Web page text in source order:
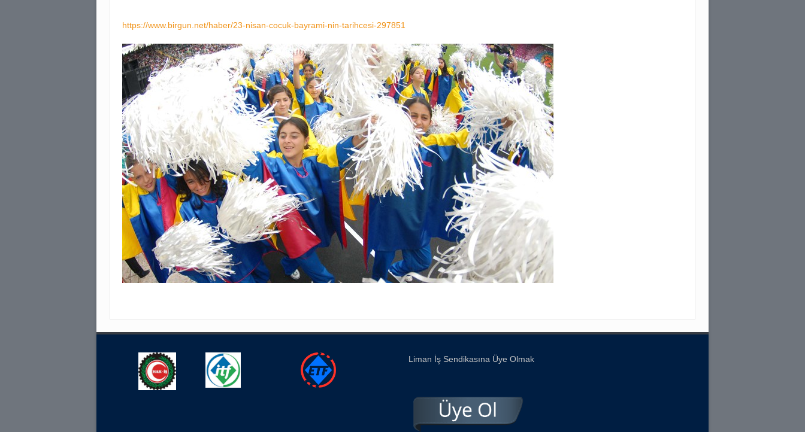
https://www.birgun.net/haber/23-nisan-cocuk-bayrami-nin-tarihcesi-297851
Liman İş Sendikasına Üye Olmak